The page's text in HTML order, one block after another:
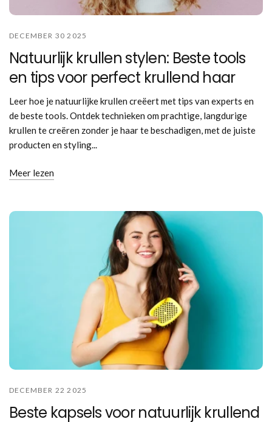
DECEMBER 30 2025
Natuurlijk krullen stylen: Beste tools
en tips voor perfect krullend haar
Leer hoe je natuurlijke krullen creëert met tips van experts en
de beste tools. Ontdek technieken om prachtige, langdurige
krullen te creëren zonder je haar te beschadigen, met de juiste
producten en styling...
Meer lezen
DECEMBER 22 2025
Beste kapsels voor natuurlijk krullend